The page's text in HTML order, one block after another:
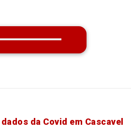
da Covid em Cascavel